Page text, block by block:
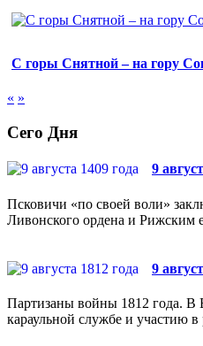
С горы Снятной – на гору
« »
Сего Дня
9
Псковичи «по своей воли»
Ливонского ордена и Рижским
9
Партизаны войны 1812 года. В
караульной службе и участию в